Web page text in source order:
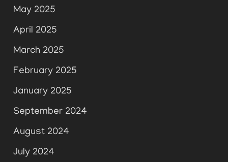
May 2025
April 2025
March 2025
February 2025
January 2025
September 2024
August 2024
July 2024